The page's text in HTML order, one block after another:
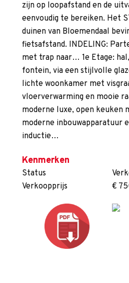
zijn op loopafstand en de
eenvoudig te bereiken. Het
duinen van Bloemendaal
fietsafstand. INDELING:
met trap naar… 1e Etage:
fontein, via een stijlvolle
lichte woonkamer met
vloerverwarming en mooie
moderne luxe, open keuken
moderne inbouwapparatuur
inductie…
Kenmerken
Status
Verkoopprijs
€